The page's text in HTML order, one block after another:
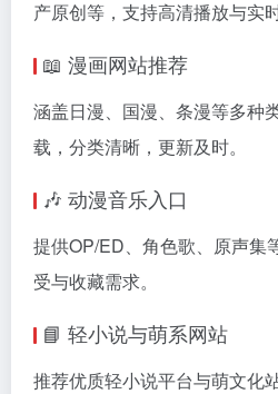
产原创等，支持高清播放与实时
📖 漫画网站推荐
涵盖日漫、国漫、条漫等多种
载，分类清晰，更新及时。
🎶 动漫音乐入口
提供OP/ED、角色歌、原声集
受与收藏需求。
📘 轻小说与萌系网站
推荐优质轻小说平台与萌文化